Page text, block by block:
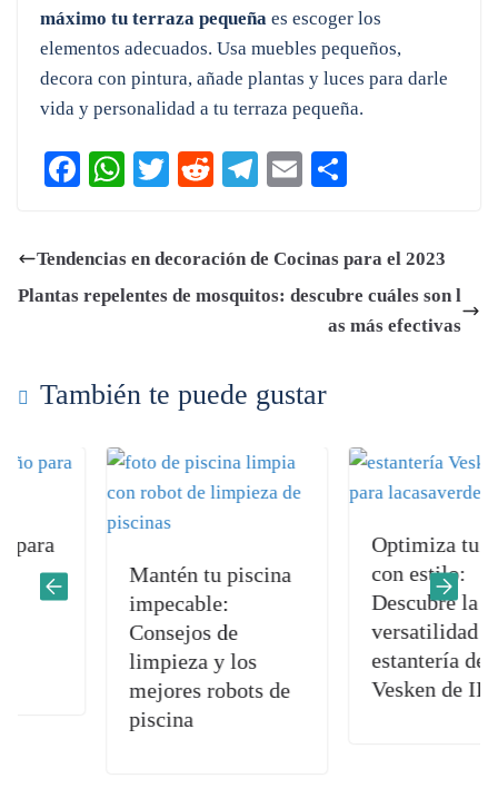
máximo tu terraza pequeña es escoger los
elementos adecuados. Usa muebles pequeños,
decora con pintura, añade plantas y luces para darle
vida y personalidad a tu terraza pequeña.
Fa
ok
W
A
pp
T
r
R
t
Te
a
m
E
pa
rti
Tendencias en decoración de Cocinas para el 2023
Plantas repelentes de mosquitos: descubre cuáles son l
as más efectivas
También te puede gustar
Mantén tu piscina
impecable:
Consejos de
limpieza y los
mejores robots de
piscina
Optimiza tu baño
con estilo:
Descubre la
versatilidad de la
estantería de baño
Vesken de IKEA